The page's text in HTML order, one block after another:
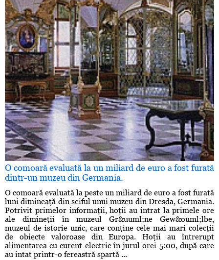
O comoară evaluată la un miliard de euro a fost furată
dintr-un muzeu din Germania.
O comoară evaluată la peste un miliard de euro a fost furată
luni dimineaţă din seiful unui muzeu din Dresda, Germania.
Potrivit primelor informaţii, hoţii au intrat la primele ore
ale dimineţii în muzeul Gr&uuml;ne Gew&ouml;lbe,
muzeul de istorie unic, care conţine cele mai mari colecţii
de obiecte valoroase din Europa. Hoţii au întrerupt
alimentarea cu curent electric în jurul orei 5:00, după care
au intat printr-o fereastră spartă ...